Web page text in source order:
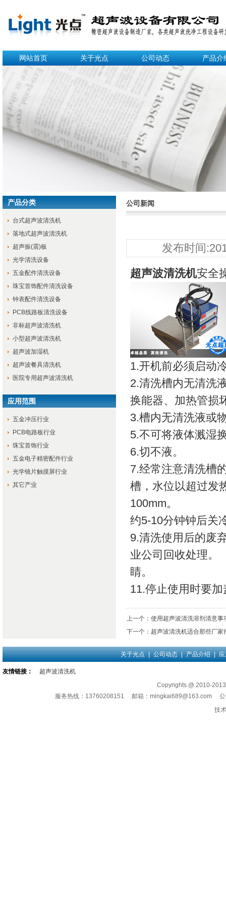
网站首页 关于光点 公司动态 产品介
产品分类
台式超声波清洗机
落地式超声波清洗机
超声振(震)板
光学清洗设备
五金配件清洗设备
珠宝首饰配件清洗设备
钟表配件清洗设备
PCB线路板清洗设备
非标超声波清洗机
小型超声波清洗机
超声波加湿机
超声波餐具清洗机
医院专用超声波清洗机
应用范围
五金冲压行业
PCB电路板行业
珠宝首饰行业
五金电子精密配件行业
光学镜片触摸屏行业
其它产业
公司新闻
发布时间
超声波清洗机安全
1.开机前必须启动
2.清洗槽内无清洗
换能器、加热管损
3.槽内无清洗液或
5.不可将液体溅湿
6.切不液。
7.经常注意清洗槽
槽，水位以超过发
100mm。
约5-10分钟钟后关
9.清洗使用后的废
业公司回收处理。
睛。
11.停止使用时要
上一个： 使用超声波清洗溶剂清意事
下一个： 超声波清洗机适合那些厂家
关于光点 | 公司动态 | 产品介绍 | 应
友情链接：
超声波清洗机
Copyrights @ 2010-
服务热线：13760208151 邮箱： mingkai689@163.com公司
技